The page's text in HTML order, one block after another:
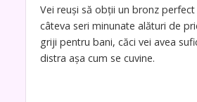
Vei reuşi să obţii un bronz
câteva seri minunate alături de
griji pentru bani, căci vei avea
distra aşa cum se cuvine.